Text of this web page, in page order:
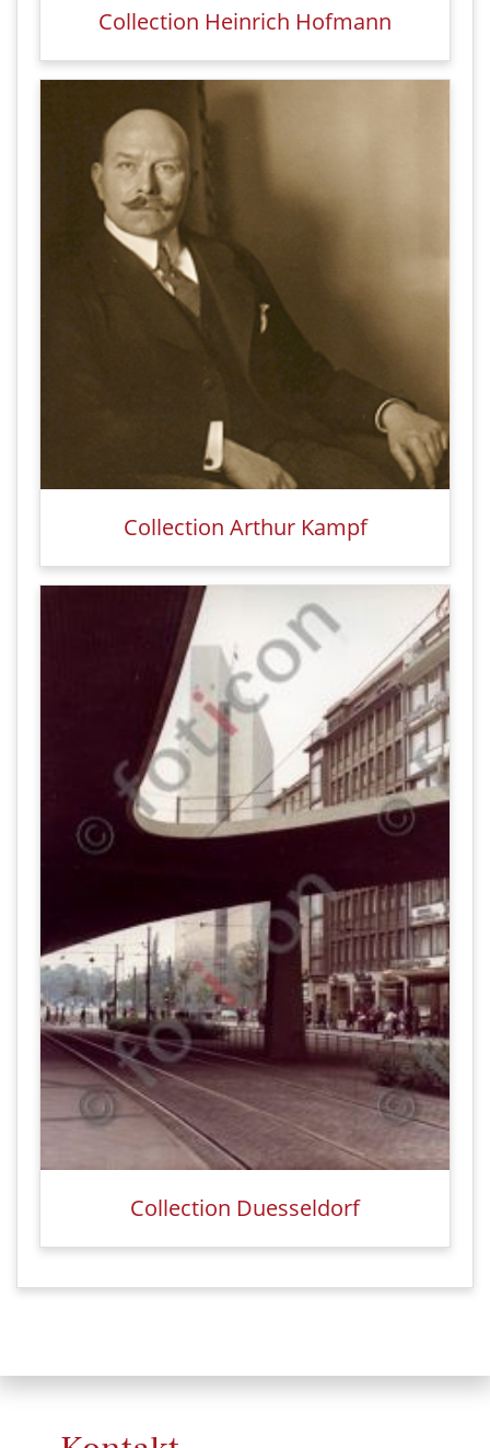
Collection Heinrich Hofmann
Collection Arthur Kampf
Collection Duesseldorf